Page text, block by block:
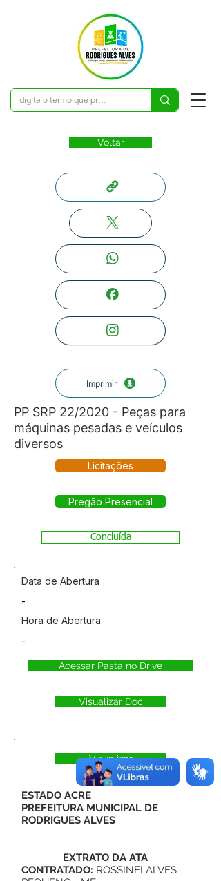
Voltar
Imprimir
PP SRP 22/2020 - Peças para
máquinas pesadas e veículos
diversos
Licitações
Pregão Presencial
Concluída
Data de Abertura
-
Hora de Abertura
-
Acessar Pasta no Drive
Visualizar Doc
Visualizar
ESTADO ACRE
PREFEITURA MUNICIPAL DE
RODRIGUES ALVES
EXTRATO DA ATA
CONTRATADO: ROSSINEI ALVES